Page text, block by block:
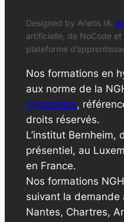
Designed by Arietis IA.
artificielle, de NoCode et
plateforme
Nos formations en
aux norme de la
Hypnotists,
droits réservés.
L’institut Bernheim,
présentiel, au
en France.
Nos formations
suivant la demande
Nantes, Chartres,